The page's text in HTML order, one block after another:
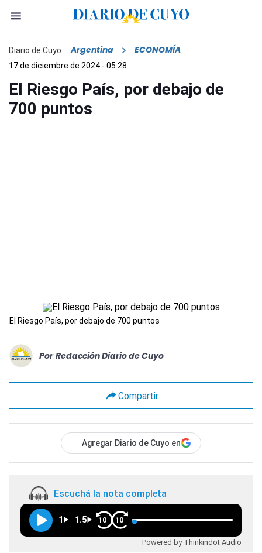
Diario de Cuyo Argentina ECONOMÍA
17 de diciembre de 2024 - 05:28
El Riesgo País, por debajo de
700 puntos
El Riesgo País, por debajo de 700 puntos
Por Redacción Diario de Cuyo
Compartir
Agregar Diario de Cuyo en
Escuchá la nota completa
1 1.5 10 10
Powered by Thinkindot Audio